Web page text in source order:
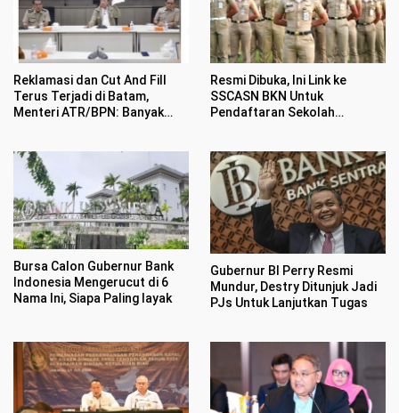
Reklamasi dan Cut And Fill
Terus Terjadi di Batam,
Menteri ATR/BPN: Banyak
Resmi Dibuka, Ini Link ke
SSCASN BKN Untuk
Pendaftaran Sekolah
Bursa Calon Gubernur Bank
Indonesia Mengerucut di 6
Nama Ini, Siapa Paling layak
Gubernur BI Perry Resmi
Mundur, Destry Ditunjuk Jadi
PJs Untuk Lanjutkan Tugas